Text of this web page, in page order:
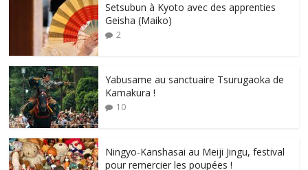
Setsubun à Kyoto avec des apprenties
Geisha (Maiko)
2
Yabusame au sanctuaire Tsurugaoka de
Kamakura !
10
Ningyo-Kanshasai au Meiji Jingu, festival
pour remercier les poupées !